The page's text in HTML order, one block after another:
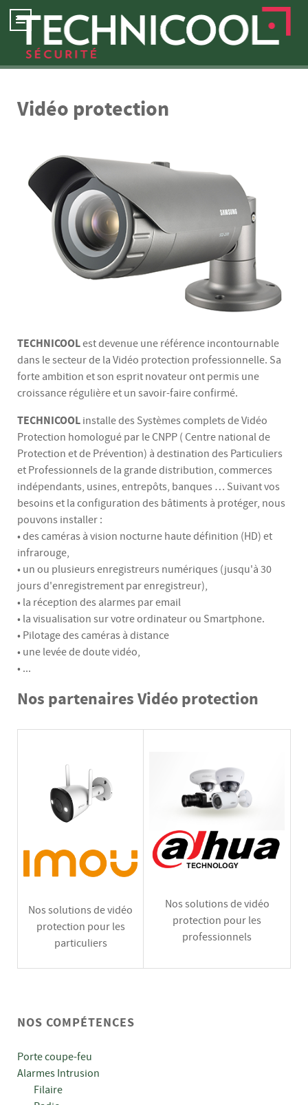
Vidéo protection
TECHNICOOLest devenue une référence incontournable
dans le secteur de la Vidéo protection professionnelle. Sa
forte ambition et son esprit novateur ont permis une
croissance régulière et un savoir-faire confirmé.
TECHNICOOL installe des Systèmes complets de Vidéo
Protection homologué par le CNPP ( Centre national de
Protection et de Prévention) à destination des Particuliers
et Professionnels de la grande distribution, commerces
indépendants, usines, entrepôts, banques … Suivant vos
besoins et la configuration des bâtiments à protéger, nous
pouvons installer :
• des caméras à vision nocturne haute définition (HD) et
infrarouge,
• un ou plusieurs enregistreurs numériques (jusqu'à 30
jours d'enregistrement par enregistreur),
• la réception des alarmes par email
• la visualisation sur votre ordinateur ou Smartphone.
• Pilotage des caméras à distance
• une levée de doute vidéo,
• ...
Nos partenaires Vidéo protection
Nos solutions de vidéo
protection pour les
particuliers
Nos solutions de vidéo
protection pour les
professionnels
NOS COMPÉTENCES
Porte coupe-feu
Alarmes Intrusion
Filaire